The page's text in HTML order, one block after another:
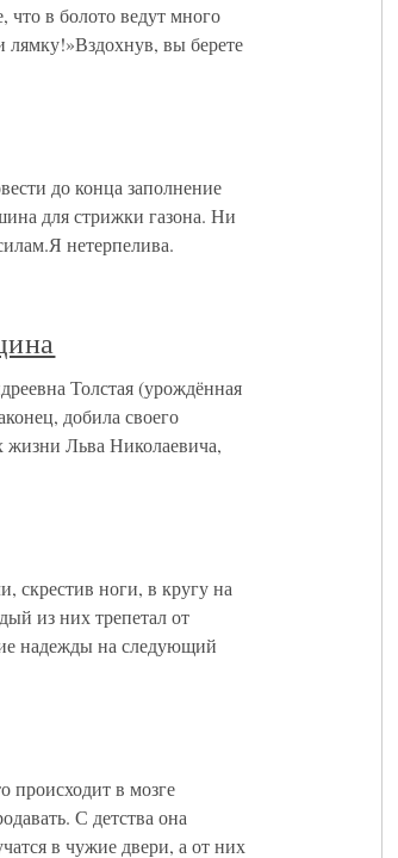
что в болото ведут много
лямку!»Вздохнув, вы берете
до конца заполнение
для стрижки газона. Ни
нетерпелива.
Толстая (урождённая
добила своего
жизни Льва Николаевича,
скрестив ноги, в кругу на
из них трепетал от
надежды на следующий
происходит в мозге
С детства она
в чужие двери, а от них